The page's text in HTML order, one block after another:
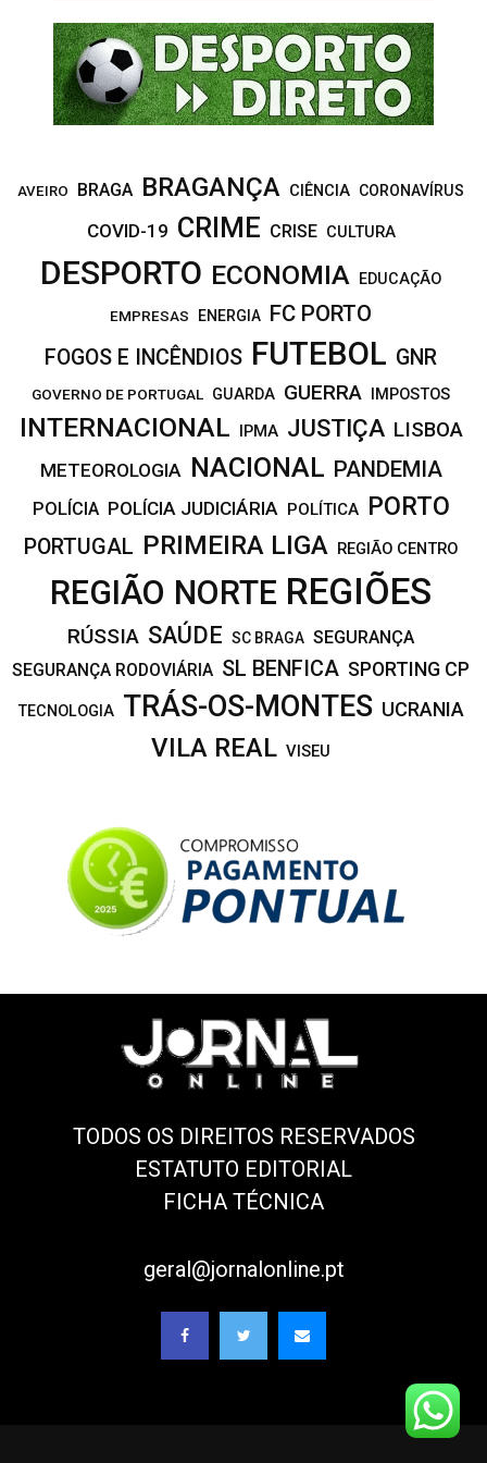
AVEIRO BRAGA BRAGANÇA CIÊNCIA CORONAVÍRUS
COVID-19 CRIME CRISE CULTURA
DESPORTO ECONOMIA EDUCAÇÃO
EMPRESAS ENERGIA FC PORTO
FOGOS E INCÊNDIOS FUTEBOL GNR
GOVERNO DE PORTUGAL GUARDA GUERRA IMPOSTOS
INTERNACIONAL IPMA JUSTIÇA LISBOA
METEOROLOGIA NACIONAL PANDEMIA
POLÍCIA POLÍCIA JUDICIÁRIA POLÍTICA PORTO
PORTUGAL PRIMEIRA LIGA REGIÃO CENTRO
REGIÃO NORTE REGIÕES
RÚSSIA SAÚDE SC BRAGA SEGURANÇA
SEGURANÇA RODOVIÁRIA SL BENFICA SPORTING CP
TECNOLOGIA TRÁS-OS-MONTES UCRANIA
VILA REAL VISEU
TODOS OS DIREITOS RESERVADOS
ESTATUTO EDITORIAL
FICHA TÉCNICA
geral@jornalonline.pt